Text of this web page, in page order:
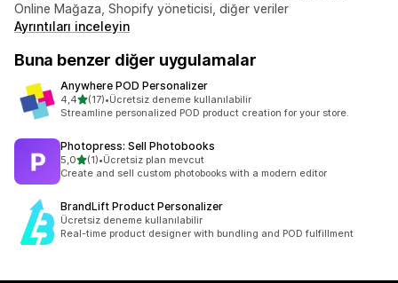
Online Mağaza, Shopify yöneticisi, diğer veriler
Ayrıntıları inceleyin
Buna benzer diğer uygulamalar
Anywhere POD Personalizer
4,45 yıldız üzerinden
(17)
toplam 17 değerlendirme
•Ücretsiz deneme kullanılabilir
Streamline personalized POD product creation for your store.
Photopress: Sell Photobooks
5,05 yıldız üzerinden
(1)
toplam 1 değerlendirme
•Ücretsiz plan mevcut
Create and sell custom photobooks with a modern editor
BrandLift Product Personalizer
Ücretsiz deneme kullanılabilir
Real-time product designer with bundling and POD fulfillment